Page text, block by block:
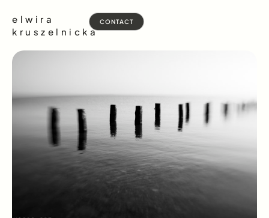
elwira
kruszelnicka
CONTACT